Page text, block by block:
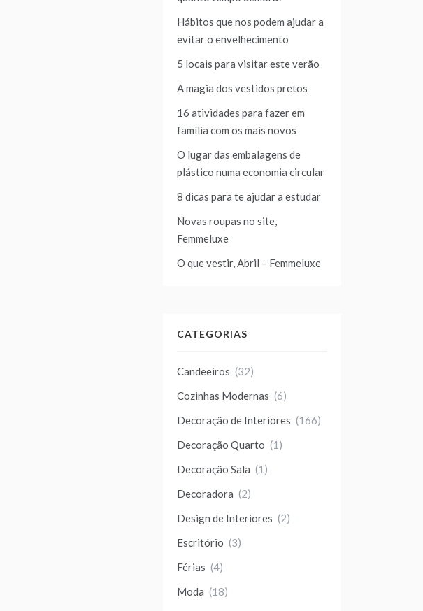
Hábitos que nos podem ajudar a
evitar o envelhecimento
5 locais para visitar este verão
A magia dos vestidos pretos
16 atividades para fazer em
família com os mais novos
O lugar das embalagens de
plástico numa economia circular
8 dicas para te ajudar a estudar
Novas roupas no site,
Femmeluxe
O que vestir, Abril – Femmeluxe
CATEGORIAS
Candeeiros (32)
Cozinhas Modernas (6)
Decoração de Interiores (166)
Decoração Quarto (1)
Decoração Sala (1)
Decoradora (2)
Design de Interiores (2)
Escritório (3)
Férias (4)
Moda (18)